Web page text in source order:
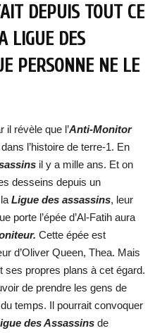
DEPUIS TOUT CE
LIGUE DES
PERSONNE NE LE
il révèle que l’Anti-Monitor
l’histoire de terre-1. En
il y a mille ans. Et on
desseins depuis un
Ligue des assassins, leur
porte l’épée d’Al-Fatih aura
Cette épée est
d’Oliver Queen, Thea. Mais
ses propres plans à cet égard.
de prendre les gens de
temps. Il pourrait convoquer
des Assassins de